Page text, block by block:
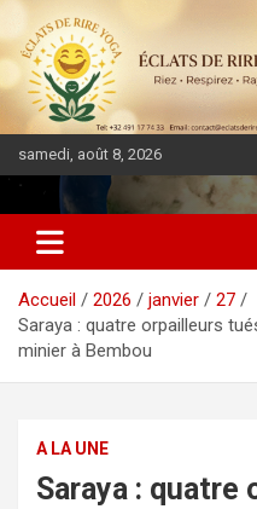
samedi, août 8, 2026
DIASPORA
Accueil 2026 janvier
27
Saraya : quatre orpailleurs
minier à Bembou
A LA UNE
Saraya : quatre